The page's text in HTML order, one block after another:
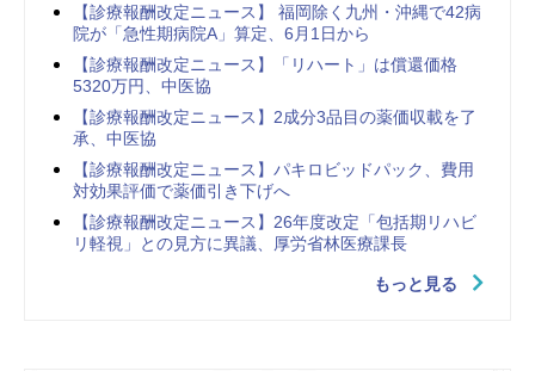
【診療報酬改定ニュース】 福岡除く九州・沖縄で42病
院が「急性期病院A」算定、6月1日から
【診療報酬改定ニュース】「リハート」は償還価格
5320万円、中医協
【診療報酬改定ニュース】2成分3品目の薬価収載を了
承、中医協
【診療報酬改定ニュース】パキロビッドパック、費用
対効果評価で薬価引き下げへ
【診療報酬改定ニュース】26年度改定「包括期リハビ
リ軽視」との見方に異議、厚労省林医療課長
もっと見る